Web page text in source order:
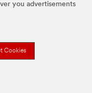
you advertisements
Cookies